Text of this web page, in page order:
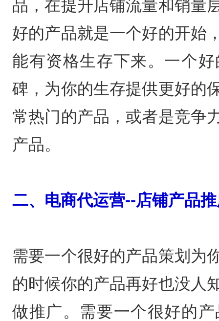
品，在提升店铺流量和销量
好的产品就是一个好的开始
能有资格生存下来。一个
碑，为你的生存提供更好的
常热门的产品，或者是竞争
产品。
二、电商代运营--店铺产品
需要一个很好的产品策划为
的时候你的产品再好也没人
做推广。需要一个很好的